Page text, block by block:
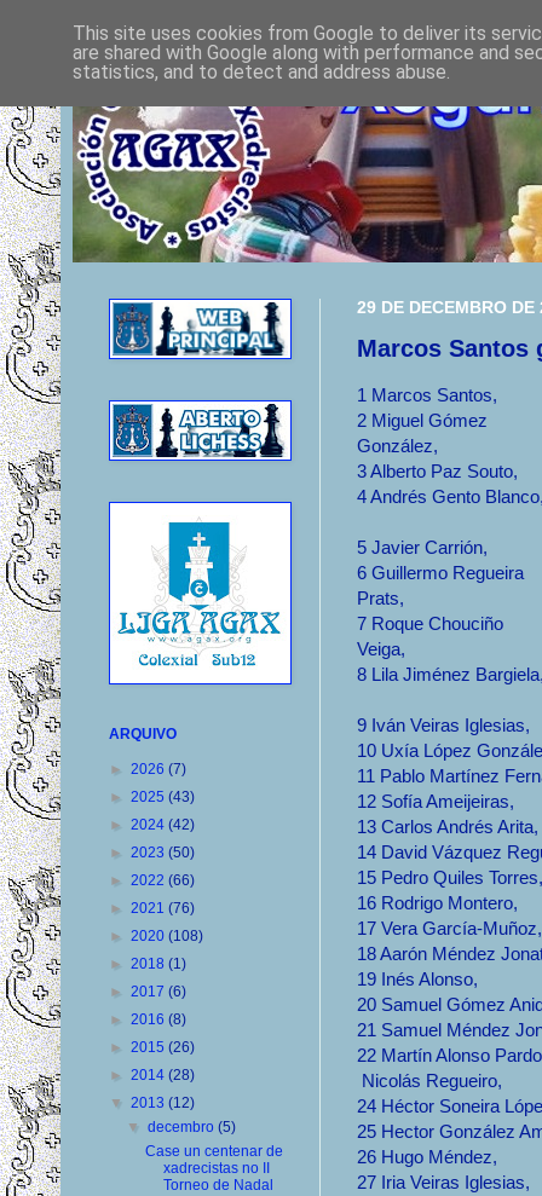
29 DE DECEMBRO DE
Marcos Santos
1 Marcos Santos,
2 Miguel Gómez
González,
3Alberto Paz Souto,
4Andrés Gento
5 Javier Carrión,
6 Guillermo Regueira
Prats,
7 Roque Chouciño
Veiga,
8 Lila Jiménez
9 Iván Veiras Iglesias,
10 Uxía López
11 Pablo Martínez
12 Sofía Ameijeiras,
13 Carlos Andrés Arita,
14 David Vázquez
15 Pedro Quiles
16 Rodrigo Montero,
17 Vera García-
18Aarón Méndez
19 Inés Alonso,
20 Samuel Gómez
21 Samuel Méndez
22 Martín Alonso
Nicolás Regueiro,
24 Héctor Soneira
25 Hector González
26 Hugo Méndez,
27 Iria Veiras Iglesias,
ARQUIVO
► 2026 (7)
► 2025 (43)
► 2024 (42)
► 2023 (50)
► 2022 (66)
► 2021 (76)
► 2020 (108)
► 2018 (1)
► 2017 (6)
► 2016 (8)
► 2015 (26)
► 2014 (28)
▼ 2013 (12)
▼decembro(5)
Case un centenar de
xadrecistas no II
Torneo de Nadal
This site uses cookies from Google to deliver its
are shared with Google along with performance and
statistics, and to detect and address abuse.